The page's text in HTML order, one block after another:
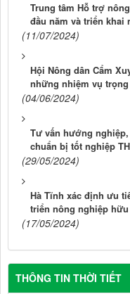
Trung tâm Hỗ trợ
đầu năm và triển khai
(11/07/2024)
Hội Nông dân Cẩm
những nhiệm vụ
(04/06/2024)
Tư vấn hướng
chuẩn bị tốt nghiệp
(29/05/2024)
Hà Tĩnh xác định ưu
triển nông nghiệp
(17/05/2024)
THÔNG TIN THỜI TIẾT